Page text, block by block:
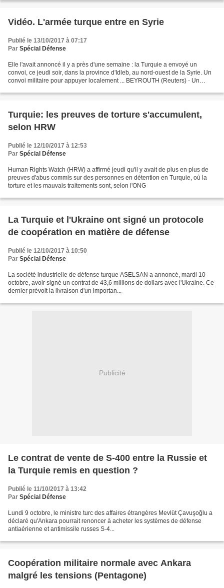
Vidéo. L'armée turque entre en Syrie
Publié le 13/10/2017 à 07:17
Par Spécial Défense
Elle l'avait annoncé il y a près d'une semaine : la Turquie a envoyé un
convoi, ce jeudi soir, dans la province d'Idleb, au nord-ouest de la Syrie. Un
convoi militaire pour appuyer localement ... BEYROUTH (Reuters) - Un
Turquie: les preuves de torture s'accumulent,
selon HRW
Publié le 12/10/2017 à 12:53
Par Spécial Défense
Human Rights Watch (HRW) a affirmé jeudi qu'il y avait de plus en plus de
preuves d'abus commis sur des personnes en détention en Turquie, où la
torture et les mauvais traitements sont, selon l'ONG
La Turquie et l'Ukraine ont signé un protocole
de coopération en matière de défense
Publié le 12/10/2017 à 10:50
Par Spécial Défense
La société industrielle de défense turque ASELSAN a annoncé, mardi 10
octobre, avoir signé un contrat de 43,6 millions de dollars avec l'Ukraine. Ce
dernier prévoit la livraison d'un importan...
Publicité
Le contrat de vente de S-400 entre la Russie et
la Turquie remis en question ?
Publié le 11/10/2017 à 13:42
Par Spécial Défense
Lundi 9 octobre, le ministre turc des affaires étrangères Mevlüt Çavuşoğlu a
déclaré qu'Ankara pourrait renoncer à acheter les systèmes de défense
antiaérienne et antimissile russes S-4...
Coopération militaire normale avec Ankara
malgré les tensions (Pentagone)